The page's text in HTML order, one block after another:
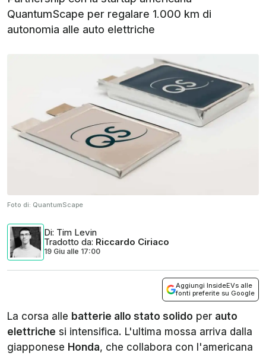
QuantumScape per regalare 1.000 km di
autonomia alle auto elettriche
Foto di: QuantumScape
Di: Tim Levin
Tradotto da: Riccardo Ciriaco
19 Giu alle 17:00
Aggiungi InsideEVs alle
fonti preferite su Google
La corsa alle batterie allo stato solido per auto
elettriche si intensifica. L'ultima mossa arriva dalla
giapponese Honda, che collabora con l'americana